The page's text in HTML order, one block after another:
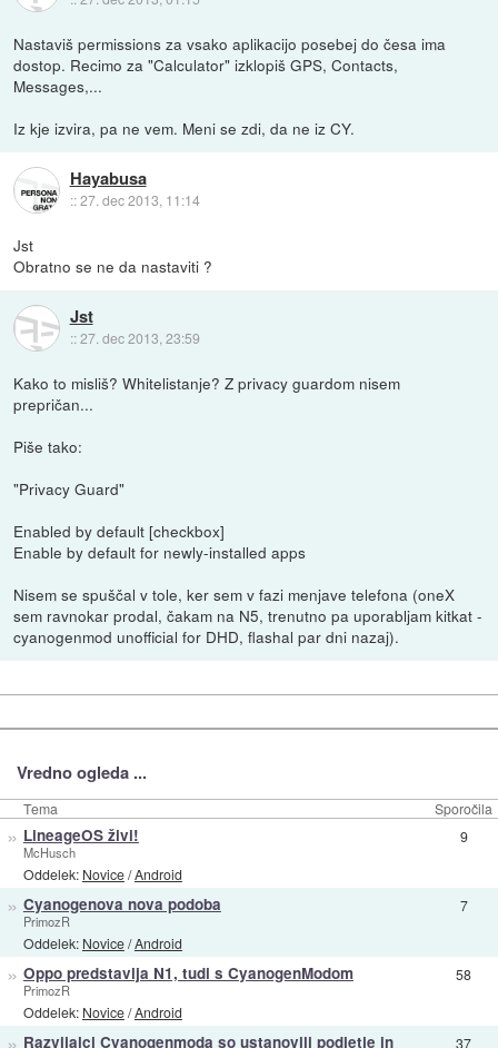
Nastaviš permissions za vsako aplikacijo posebej do česa ima
dostop. Recimo za "Calculator" izklopiš GPS, Contacts,
Messages,...
Iz kje izvira, pa ne vem. Meni se zdi, da ne iz CY.
Hayabusa
::27. dec 2013, 11:14
Jst
Obratno se ne da nastaviti ?
Jst
::27. dec 2013, 23:59
Kako to misliš? Whitelistanje? Z privacy guardom nisem
prepričan...
Piše tako:
"Privacy Guard"
Enabled by default [checkbox]
Enable by default for newly-installed apps
Nisem se spuščal v tole, ker sem v fazi menjave telefona (oneX
sem ravnokar prodal, čakam na N5, trenutno pa uporabljam kitkat -
cyanogenmod unofficial for DHD, flashal par dni nazaj).
Vredno ogleda ...
Tema Sporočila
» LineageOS živi!
McHusch
Oddelek: Novice/Android
9
» Cyanogenova nova podoba
PrimozR
Oddelek: Novice/Android
7
» Oppo predstavlja N1, tudi s CyanogenModom
PrimozR
Oddelek: Novice/Android
58
Razvijalci Cyanogenmoda so ustanovili podjetje in 37